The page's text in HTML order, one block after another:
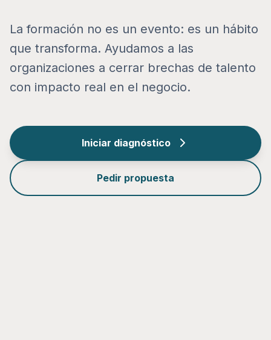
La formación no es un evento: es un hábito
que transforma. Ayudamos a las
organizaciones a cerrar brechas de talento
con impacto real en el negocio.
Iniciar diagnóstico
Pedir propuesta